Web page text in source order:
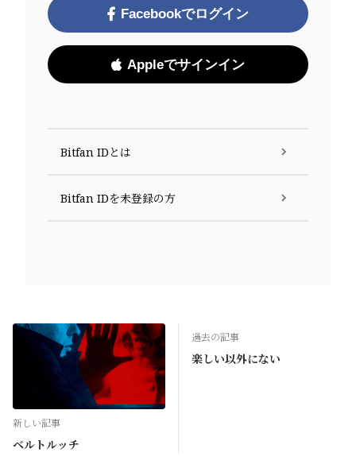
Facebookでログイン
Appleでサインイン
Bitfan IDとは
Bitfan IDを未登録の方
新しい記事
ベルトルッチ
過去の記事
楽しい以外にない